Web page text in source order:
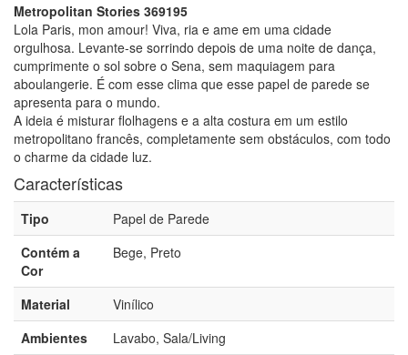
Metropolitan Stories 369195
Lola Paris, mon amour! Viva, ria e ame em uma cidade
orgulhosa. Levante-se sorrindo depois de uma noite de dança,
cumprimente o sol sobre o Sena, sem maquiagem para
aboulangerie. É com esse clima que esse papel de parede se
apresenta para o mundo.
A ideia é misturar flolhagens e a alta costura em um estilo
metropolitano francês, completamente sem obstáculos, com todo
o charme da cidade luz.
Características
Tipo
Papel de Parede
Contém a
Cor
Bege, Preto
Material
Vinílico
Ambientes
Lavabo, Sala/Living